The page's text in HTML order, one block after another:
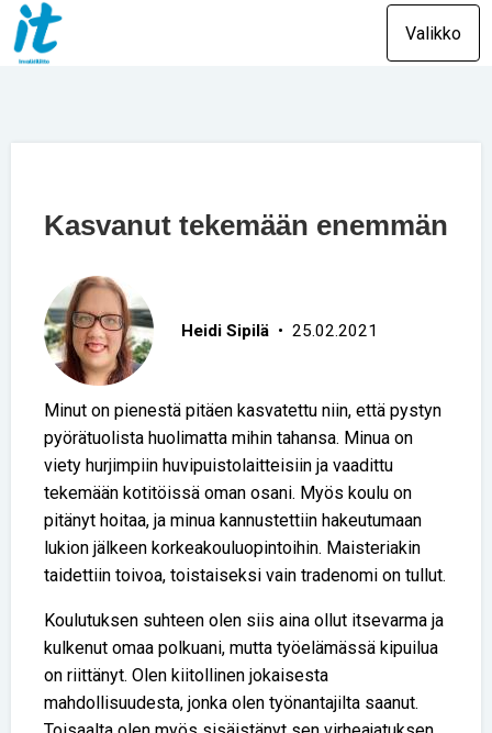
Valikko
Kasvanut tekemään enemmän
Heidi Sipilä • 25.02.2021
Minut on pienestä pitäen kasvatettu niin, että pystyn
pyörätuolista huolimatta mihin tahansa. Minua on
viety hurjimpiin huvipuistolaitteisiin ja vaadittu
tekemään kotitöissä oman osani. Myös koulu on
pitänyt hoitaa, ja minua kannustettiin hakeutumaan
lukion jälkeen korkeakouluopintoihin. Maisteriakin
taidettiin toivoa, toistaiseksi vain tradenomi on tullut.
Koulutuksen suhteen olen siis aina ollut itsevarma ja
kulkenut omaa polkuani, mutta työelämässä kipuilua
on riittänyt. Olen kiitollinen jokaisesta
mahdollisuudesta, jonka olen työnantajilta saanut.